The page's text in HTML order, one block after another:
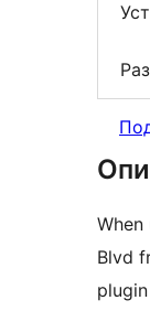
Blvd